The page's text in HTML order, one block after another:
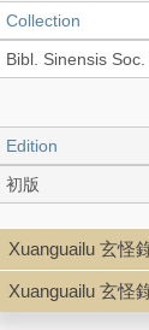
Collection
Bibl. Sinensis Soc.
Edition
初版
Language
Chinese 中文[繁體]
Xuanguailu 玄怪
Xuanguailu 玄怪